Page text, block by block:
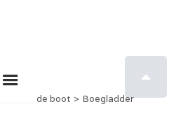

Voor de boot > Boegladder